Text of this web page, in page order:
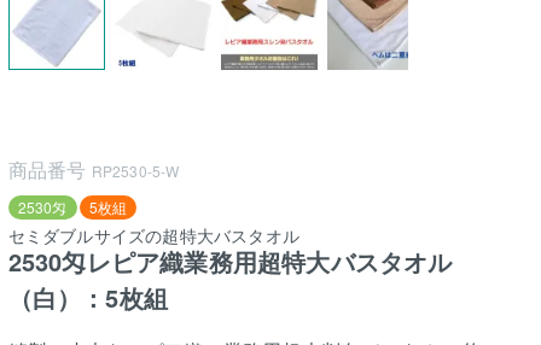
商品番号 RP2530-5-W
2530匁
5枚組
セミダブルサイズの超特大バスタオル
2530匁レピア織業務用超特大バスタオル
（白）：5枚組